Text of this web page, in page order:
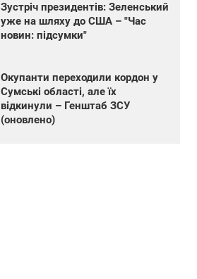
Зустріч президентів: Зеленський
уже на шляху до США – "Час
новин: підсумки"
Окупанти переходили кордон у
Сумські області, але їх
відкинули – Генштаб ЗСУ
(оновлено)